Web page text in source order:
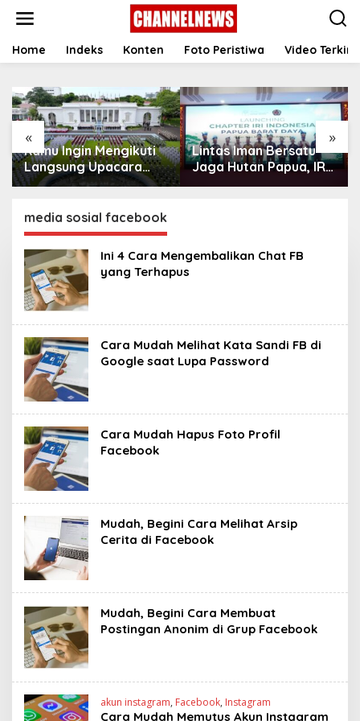
t
Home Indeks Konten Foto Peristiwa Video Terkini
« »
Kamu Ingin Mengikuti
Langsung Upacara
HUT Ke-81
Istana? Ini Link
Pendaftaran Resminya
di Sini
Lintas Iman Bersatu
Jaga Hutan Papua, IRI
Indonesia Resmikan
media sosial facebook
Ini 4 Cara Mengembalikan Chat FB
yang Terhapus‎
Cara Mudah Melihat Kata Sandi FB di
Google saat Lupa Password
Cara Mudah Hapus Foto Profil
Facebook
Mudah, Begini Cara Melihat Arsip
Cerita di Facebook
Mudah, Begini Cara Membuat
Postingan Anonim di Grup Facebook
akun instagram, Facebook, Instagram
Cara Mudah Memutus Akun Instagram